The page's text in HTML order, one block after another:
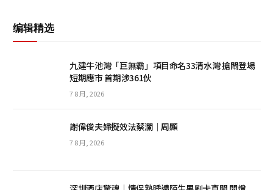
编辑精选
九建牛池灣「巨無霸」項目命名33清水灣 搶閘登場
短期應市 首期涉361伙
7 8 月, 2026
謝偉俊夫婦擬效法蔡瀾｜周顯
7 8 月, 2026